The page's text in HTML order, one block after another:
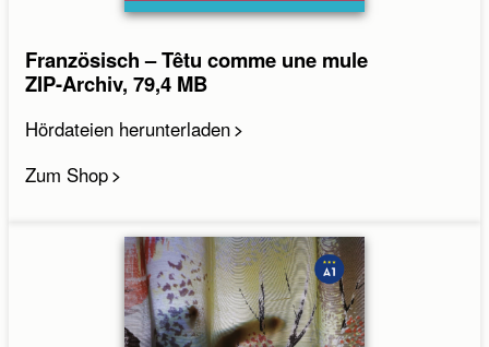
Französisch – Têtu comme une mule
ZIP-Archiv, 79,4 MB
Hördateien herunterladen
Zum Shop